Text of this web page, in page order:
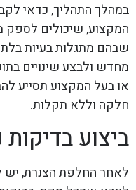
במהלך התהליך, כדאי
המקצוע, שיכולים לספק
שבהם מתגלות בעיות
מחדש ולבצע שינויים
או בעל המקצוע תסייע
חלקה וללא תקלות.
ביצוע בדיקות
לאחר החלפת הצנרת, יש